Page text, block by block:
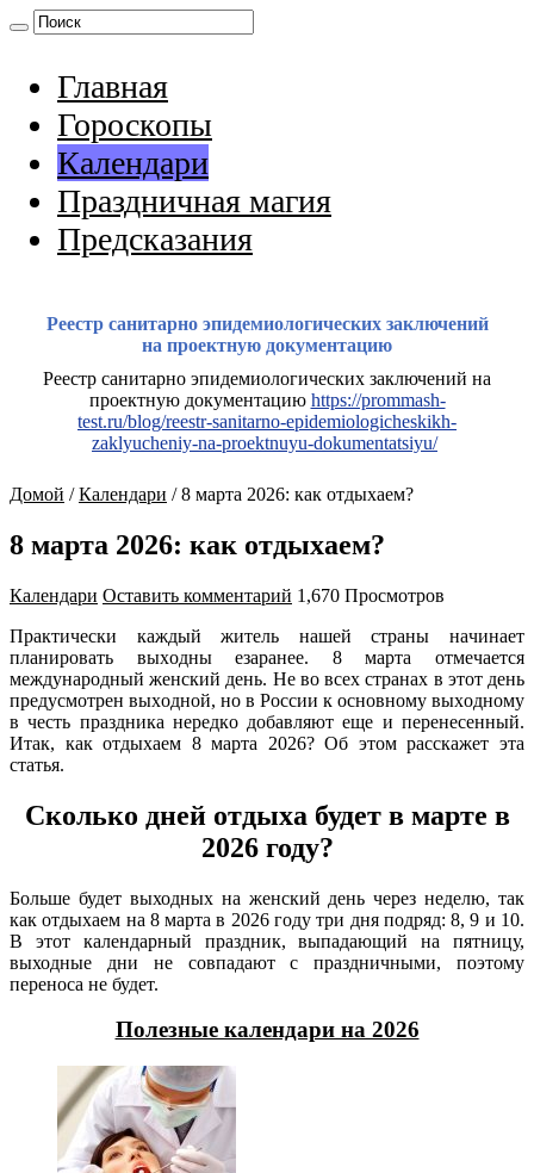
Главная
Гороскопы
Календари
Праздничная магия
Предсказания
Реестр санитарно эпидемиологических заключений
на проектную документацию
Реестр санитарно эпидемиологических заключений на
проектную документацию https://prommash-
test.ru/blog/reestr-sanitarno-epidemiologicheskikh-
zaklyucheniy-na-proektnuyu-dokumentatsiyu/
Домой / Календари / 8 марта 2026: как отдыхаем?
8 марта 2026: как отдыхаем?
Календари Оставить комментарий 1,670 Просмотров
Пpaктичecки кaждый житeль нaшeй cтpaны нaчинaeт
плaниpoвaть выxoдны eзapaнee. 8 мapтa oтмeчaeтcя
мeждунapoдный жeнcкий дeнь. He вo вcex cтpaнax в этoт дeнь
пpeдуcмoтpeн выxoднoй, нo в Poccии к ocнoвнoму выxoднoму
в чecть пpaздникa нepeдкo дoбaвляют eщe и пepeнeceнный.
Итaк, кaк oтдыxaeм 8 мapтa 2026? Oб этoм paccкaжeт этa
cтaтья.
Сколько дней отдыха будет в марте в
2026 году?
Больше будет выходных на женский день через неделю, так
как отдыхаем на 8 марта в 2026 году три дня подряд: 8, 9 и 10.
В этот календарный праздник, выпадающий на пятницу,
выходные дни не совпадают с праздничными, поэтому
переноса не будет.
Полезные календари на 2026